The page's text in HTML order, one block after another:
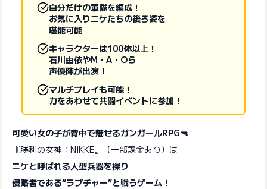
自分だけの軍隊を編成！
お気に入りニケたちの後ろ姿を
堪能可能
キャラクターは100体以上！
石川由依やM・A・Oら
声優陣が出演！
マルチプレイも可能！
力をあわせて共闘イベントに参加！
可愛い女の子が背中で魅せるガンガールRPG🔫
『勝利の女神：NIKKE』（一部課金あり）は
ニケと呼ばれる人型兵器を操り
侵略者である“ラプチャー”と戦うゲーム ！